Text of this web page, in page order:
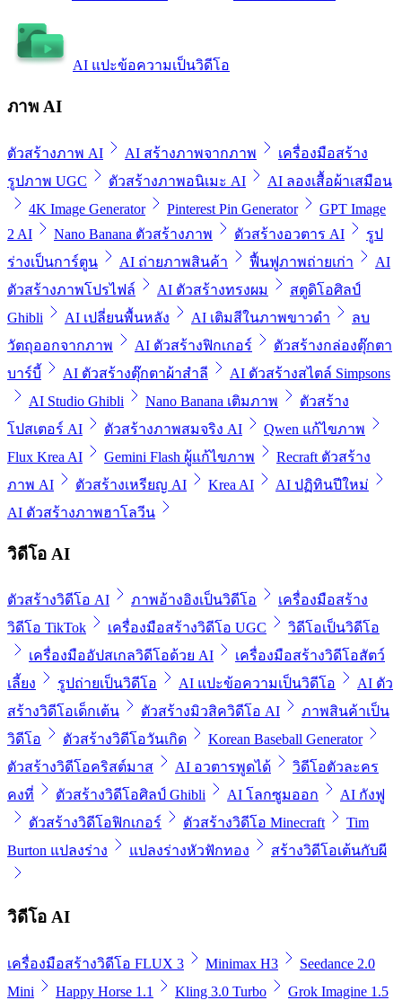
AI แปะข้อความเป็นวิดีโอ
ภาพ AI
ตัวสร้างภาพ AI AI สร้างภาพจากภาพ
เครื่องมือสร้าง
รูปภาพ UGC
ตัวสร้างภาพอนิเมะ AI
AI ลองเสื้อผ้าเสมือน
4K Image Generator
Pinterest Pin Generator
GPT Image
2 AI
Nano Banana ตัวสร้างภาพ ตัวสร้างอวตาร AI
รูป
ร่างเป็นการ์ตูน
AI ถ่ายภาพสินค้า ฟื้นฟูภาพถ่ายเก่า
AI
ตัวสร้างภาพโปรไฟล์
AI ตัวสร้างทรงผม
สตูดิโอศิลป์
Ghibli
AI เปลี่ยนพื้นหลัง AI เติมสีในภาพขาวดำ
ลบ
วัตถุออกจากภาพ
AI ตัวสร้างฟิกเกอร์
ตัวสร้างกล่องตุ๊กตา
บาร์บี้
AI ตัวสร้างตุ๊กตาผ้าสำลี
AI ตัวสร้างสไตล์ Simpsons
AI Studio Ghibli
Nano Banana เติมภาพ
ตัวสร้าง
โปสเตอร์ AI
ตัวสร้างภาพสมจริง AI
Qwen แก้ไขภาพ
Flux Krea AI
Gemini Flash ผู้แก้ไขภาพ
Recraft ตัวสร้าง
ภาพ AI
ตัวสร้างเหรียญ AI Krea AI
AI ปฏิทินปีใหม่
AI ตัวสร้างภาพฮาโลวีน
วิดีโอ AI
ตัวสร้างวิดีโอ AI ภาพอ้างอิงเป็นวิดีโอ
เครื่องมือสร้าง
วิดีโอ TikTok
เครื่องมือสร้างวิดีโอ UGC
วิดีโอเป็นวิดีโอ
เครื่องมืออัปสเกลวิดีโอด้วย AI
เครื่องมือสร้างวิดีโอสัตว์
เลี้ยง
รูปถ่ายเป็นวิดีโอ AI แปะข้อความเป็นวิดีโอ
AI ตัว
สร้างวิดีโอเด็กเต้น
ตัวสร้างมิวสิควิดีโอ AI
ภาพสินค้าเป็น
วิดีโอ
ตัวสร้างวิดีโอวันเกิด
Korean Baseball Generator
ตัวสร้างวิดีโอคริสต์มาส
AI อวตารพูดได้
วิดีโอตัวละคร
คงที่
ตัวสร้างวิดีโอศิลป์ Ghibli AI โลกซูมออก
AI กังฟู
ตัวสร้างวิดีโอฟิกเกอร์
ตัวสร้างวิดีโอ Minecraft
Tim
Burton แปลงร่าง
แปลงร่างหัวฟักทอง สร้างวิดีโอเต้นกับผี
วิดีโอ AI
เครื่องมือสร้างวิดีโอ FLUX 3 Minimax H3
Seedance 2.0
Mini
Happy Horse 1.1 Kling 3.0 Turbo
Grok Imagine 1.5